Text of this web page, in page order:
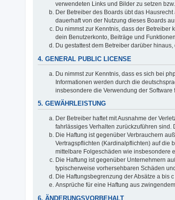
verwendeten Links und Bilder zu setzen
Der Betreiber des Boards übt das
dauerhaft von der Nutzung dieses Boards
Du nimmst zur Kenntnis, dass der
dein Benutzerkonto, Beiträge und
Du gestattest dem Betreiber darüber
4. GENERAL PUBLIC LICENSE
Du nimmst zur Kenntnis, dass es sich bei
Informationen werden durch die
insbesondere die Verwendung der Software
5. GEWÄHRLEISTUNG
Der Betreiber haftet mit Ausnahme der
fahrlässiges Verhalten zurückzuführen
Die Haftung ist gegenüber Verbrauchern
Vertragspflichten (Kardinalpflichten) auf die
mittelbare Folgeschäden wie insbesondere
Die Haftung ist gegenüber Unternehmern
typischerweise vorhersehbaren Schäden
Die Haftungsbegrenzung der Absätze a bis
Ansprüche für eine Haftung aus
6. ÄNDERUNGSVORBEHALT